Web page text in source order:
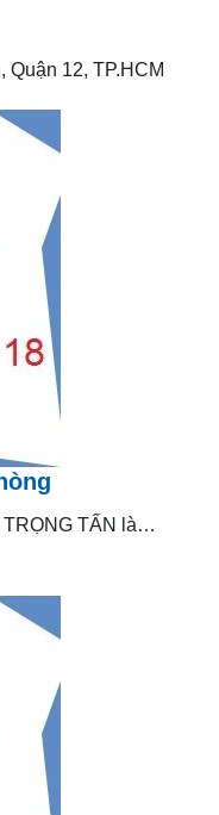
12, TP.HCM
TẤN là…